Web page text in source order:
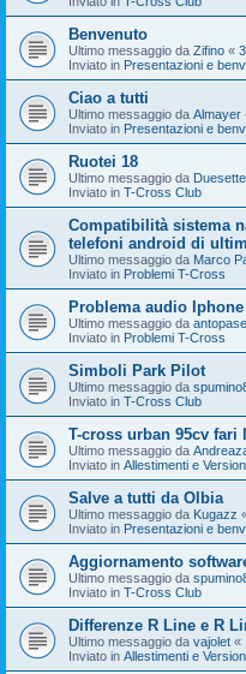
Benvenuto
Ultimo messaggio da Zifino «
Inviato in Presentazioni e
Ciao a tutti
Ultimo messaggio da Almayer
Inviato in Presentazioni e
Ruotei 18
Ultimo messaggio da
Inviato in T-Cross Club
Compatibilità sistema
telefoni android di
Ultimo messaggio da Marco
Inviato in Problemi T-Cross
Problema audio Iphone
Ultimo messaggio da antopase
Inviato in Problemi T-Cross
Simboli Park Pilot
Ultimo messaggio da
Inviato in T-Cross Club
T-cross urban 95cv fari
Ultimo messaggio da
Inviato in Allestimenti e
Salve a tutti da Olbia
Ultimo messaggio da Kugazz
Inviato in Presentazioni e
Aggiornamento
Ultimo messaggio da
Inviato in T-Cross Club
Differenze R Line e R
Ultimo messaggio da vajolet «
Inviato in Allestimenti e